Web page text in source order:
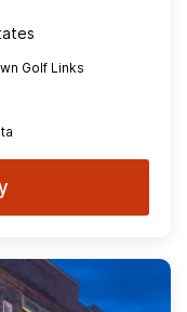
Golf Links